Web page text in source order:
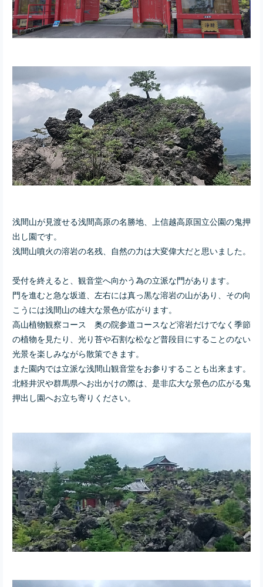
浅間山が見渡せる浅間高原の名勝地、上信越高原国立公園の鬼押
出し園です。
浅間山噴火の溶岩の名残、自然の力は大変偉大だと思いました。
受付を終えると、観音堂へ向かう為の立派な門があります。
門を進むと急な坂道、左右には真っ黒な溶岩の山があり、その向
こうには浅間山の雄大な景色が広がります。
高山植物観察コース 奥の院参道コースなど溶岩だけでなく季節
の植物を見たり、光り苔や石割な松など普段目にすることのない
光景を楽しみながら散策できます。
また園内では立派な浅間山観音堂をお参りすることも出来ます。
北軽井沢や群馬県へお出かけの際は、是非広大な景色の広がる鬼
押出し園へお立ち寄りください。